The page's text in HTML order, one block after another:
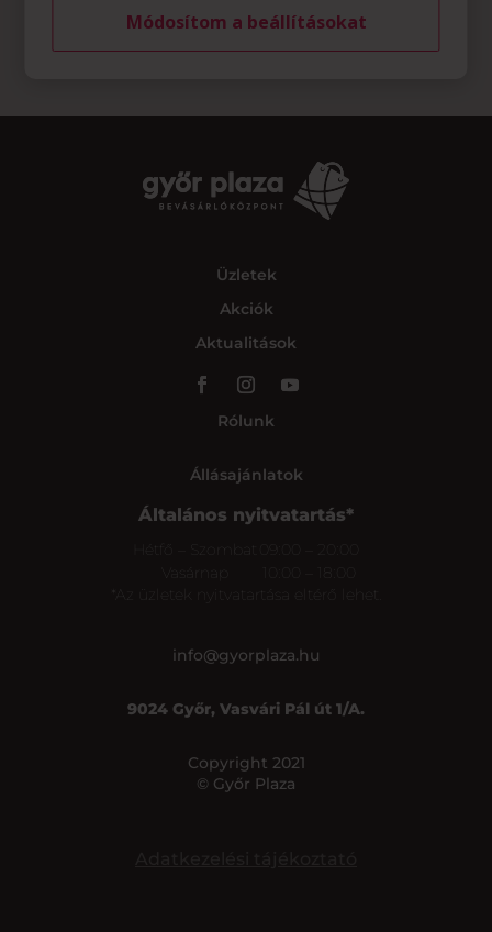
Üzletek
Akciók
Aktualitások
Rólunk
Állásajánlatok
Általános nyitvatartás*
*Az üzletek nyitvatartása eltérő lehet.
info@gyorplaza.hu
9024 Győr, Vasvári Pál út 1/A.
Copyright 2021
© Győr Plaza
Módosítom a beállításokat